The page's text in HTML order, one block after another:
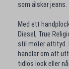
som älskar jeans.
Med ett
Diesel, True
stil möter attityd.
handlar om att
tidlös look eller